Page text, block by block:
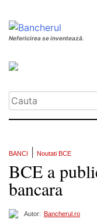
Nefericirea se inventează.
BANCI Noutati BCE
BCE a
bancara
Autor: Bancherul.ro